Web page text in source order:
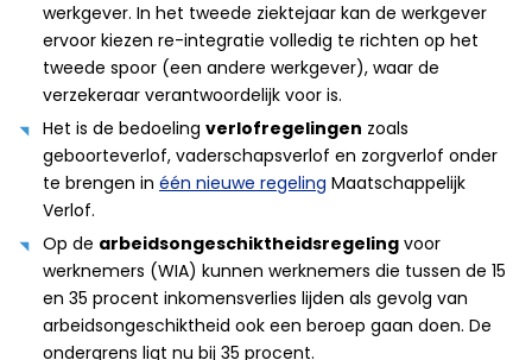
werkgever. In het tweede ziektejaar kan de werkgever
ervoor kiezen re-integratie volledig te richten op het
tweede spoor (een andere werkgever), waar de
verzekeraar verantwoordelijk voor is.
Het is de bedoeling verlofregelingen zoals
geboorteverlof, vaderschapsverlof en zorgverlof onder
te brengen in één nieuwe regeling Maatschappelijk
Verlof.
Op de arbeidsongeschiktheidsregeling voor
werknemers (WIA) kunnen werknemers die tussen de 15
en 35 procent inkomensverlies lijden als gevolg van
arbeidsongeschiktheid ook een beroep gaan doen. De
ondergrens ligt nu bij 35 procent.